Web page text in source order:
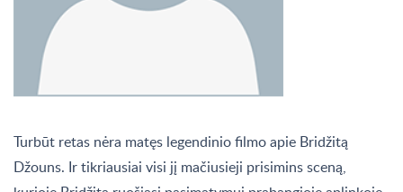
Turbūt retas nėra matęs legendinio filmo apie Bridžitą
Džouns. Ir tikriausiai visi jį mačiusieji prisimins sceną,